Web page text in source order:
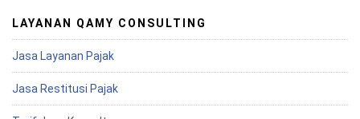
LAYANAN QAMY CONSULTING
Jasa Layanan Pajak
Jasa Restitusi Pajak